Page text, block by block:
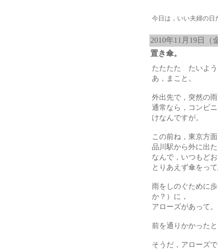
今日は，いい夫婦の日
2010年11月19日（
置き傘。
たたたた たいよ
あ，まこと。
外出先で，突然の
通常なら，コンビ
けなんですが。
この前ね，東京方
品川駅から外に出
なんで，いつもど
とりあえず傘をっ
雨をしのぐために
か？）に，
アローズがあって。
前を通りかかった
そうだ，アローズ